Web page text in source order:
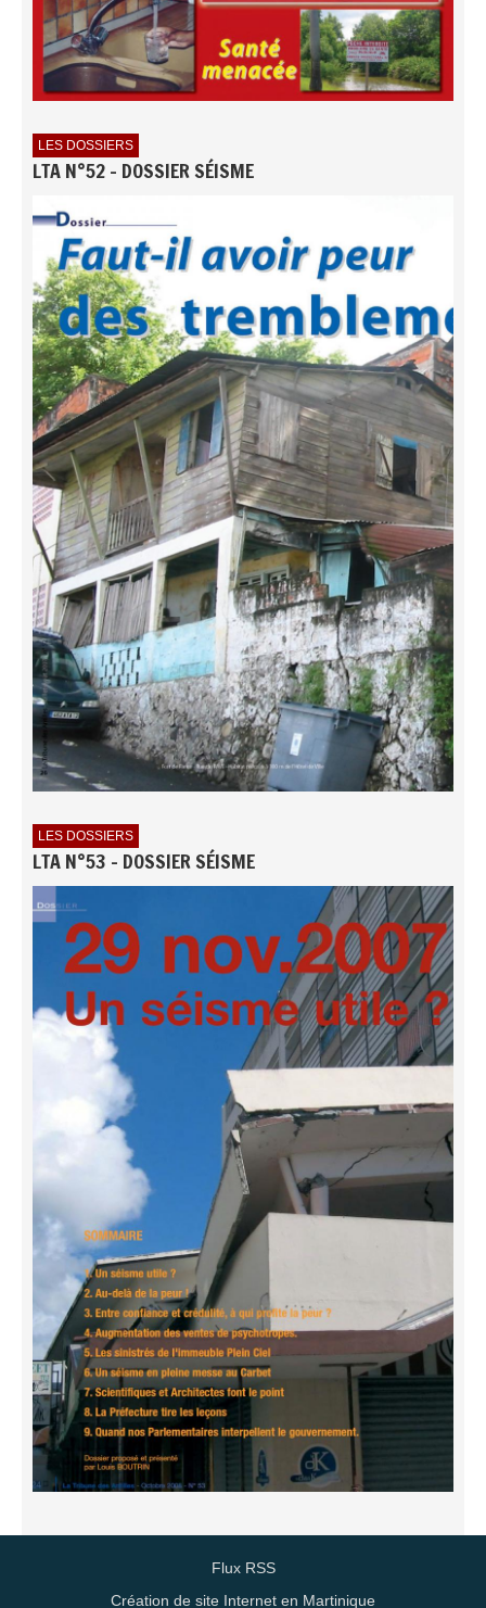
LES DOSSIERS
LTA N°52 - DOSSIER SÉISME
LES DOSSIERS
LTA N°53 - DOSSIER SÉISME
Flux RSS
Création de site Internet en Martinique